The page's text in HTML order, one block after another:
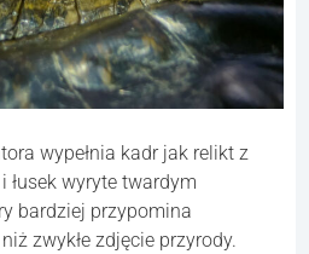
wypełnia kadr jak relikt z
łusek wyryte twardym
bardziej przypomina
zwykłe zdjęcie przyrody.